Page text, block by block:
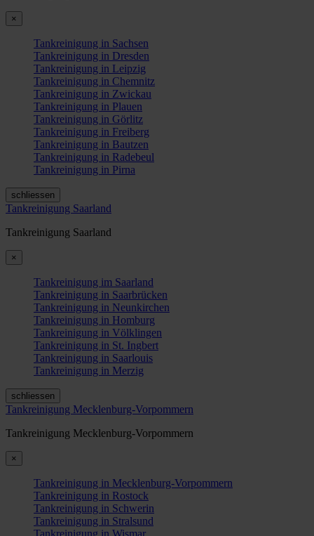
×
Tankreinigung in Sachsen
Tankreinigung in Dresden
Tankreinigung in Leipzig
Tankreinigung in Chemnitz
Tankreinigung in Zwickau
Tankreinigung in Plauen
Tankreinigung in Görlitz
Tankreinigung in Freiberg
Tankreinigung in Bautzen
Tankreinigung in Radebeul
Tankreinigung in Pirna
schliessen
Tankreinigung Saarland
Tankreinigung Saarland
×
Tankreinigung im Saarland
Tankreinigung in Saarbrücken
Tankreinigung in Neunkirchen
Tankreinigung in Homburg
Tankreinigung in Völklingen
Tankreinigung in St. Ingbert
Tankreinigung in Saarlouis
Tankreinigung in Merzig
schliessen
Tankreinigung Mecklenburg-Vorpommern
Tankreinigung Mecklenburg-Vorpommern
×
Tankreinigung in Mecklenburg-Vorpommern
Tankreinigung in Rostock
Tankreinigung in Schwerin
Tankreinigung in Stralsund
Tankreinigung in Wismar